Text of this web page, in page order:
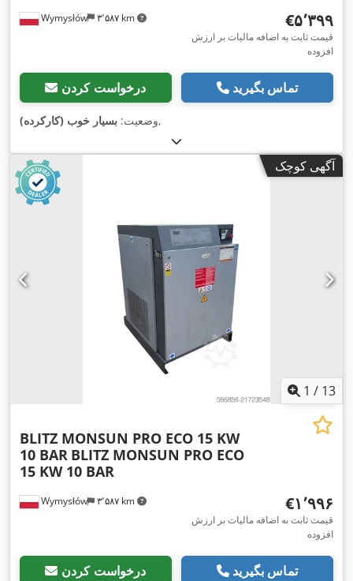
Wymysłów ۳٬۵۸۷ km ‎€۵٬۳۹۹
قیمت ثابت به اضافه مالیات بر ارزش
افزوده
درخواست کردن تماس بگیرید
وضعیت: بسیار خوب (کارکرده) ,
آگهی کوچک
1 / 13
Wymysłów ۳٬۵۸۷ km
BLITZ MONSUN PRO ECO 15 KW
10 BAR BLITZ MONSUN PRO ECO
15 KW 10 BAR
‎€۱٬۹۹۶
قیمت ثابت به اضافه مالیات بر ارزش
افزوده
درخواست کردن تماس بگیرید